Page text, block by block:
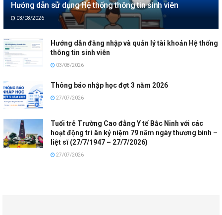
Hướng dẫn sử dụng Hệ thống thông tin sinh viên
03/08/2026
Hướng dẫn đăng nhập và quản lý tài khoản Hệ thống
thông tin sinh viên
03/08/2026
Thông báo nhập học đợt 3 năm 2026
27/07/2026
Tuổi trẻ Trường Cao đẳng Y tế Bắc Ninh với các
hoạt động tri ân kỷ niệm 79 năm ngày thương binh –
liệt sĩ (27/7/1947 – 27/7/2026)
27/07/2026